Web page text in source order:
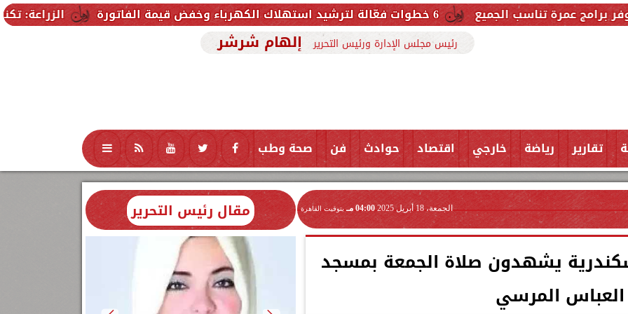
الزراعة: تكنولوجيا الأغذية يؤهل 90 طالبًا من جامعة 6 أكتوبر التكنولوجية لسوق العمل في الصناعات 6 خطوات فعّالة لترشيد استهلاك الكهرباء وخفض قيمة الفاتورة الجميع
رئيس مجلس الإدارة ورئيس التحرير إلهام شرشر
تقارير رياضة خارجي اقتصاد حوادث فن صحة وطب تكنولوجيا منوعات محافظات
الجمعة، 18 أبريل 2025 04:00 مـ بتوقيت القاهرة
يشهدون صلاة الجمعة بمسجد
المرسي
مقال رئيس التحرير